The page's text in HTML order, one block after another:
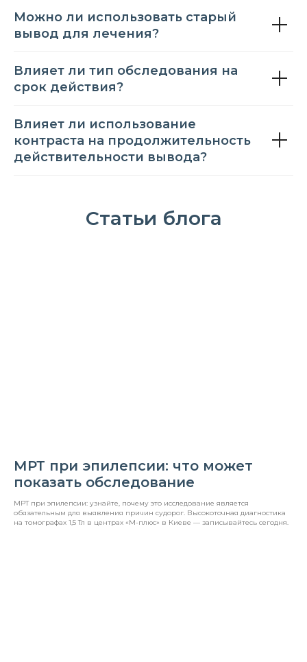
Можно ли использовать старый
вывод для лечения?
Влияет ли тип обследования на
срок действия?
Влияет ли использование
контраста на продолжительность
действительности вывода?
Статьи блога
МРТ при эпилепсии: что может
показать обследование
МРТ при эпилепсии: узнайте, почему это исследование является
обязательным для выявления причин судорог. Высокоточная диагностика
на томографах 1,5 Тл в центрах «М-плюс» в Киеве — записывайтесь сегодня.